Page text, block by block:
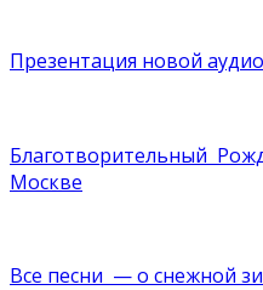
Презентация новой
Благотворительный
Москве
Все песни — о снежной